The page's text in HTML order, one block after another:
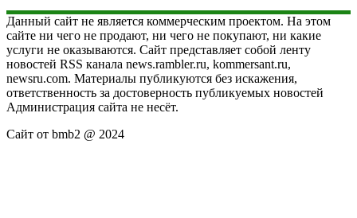
Данный сайт не является коммерческим проектом. На этом
сайте ни чего не продают, ни чего не покупают, ни какие
услуги не оказываются. Сайт представляет собой ленту
новостей RSS канала news.rambler.ru, kommersant.ru,
newsru.com. Материалы публикуются без искажения,
ответственность за достоверность публикуемых новостей
Администрация сайта не несёт.
Сайт от bmb2 @ 2024